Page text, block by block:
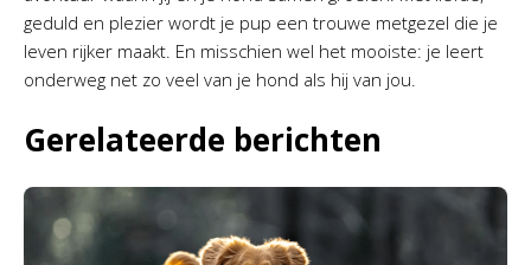
geduld en plezier wordt je pup een trouwe metgezel die je
leven rijker maakt. En misschien wel het mooiste: je leert
onderweg net zo veel van je hond als hij van jou.
Gerelateerde berichten